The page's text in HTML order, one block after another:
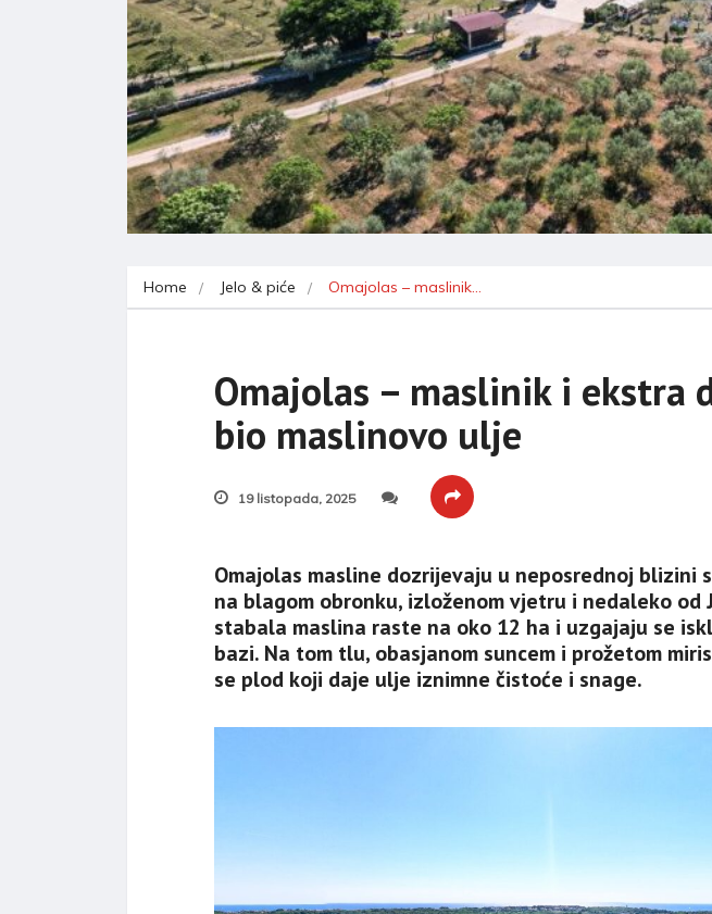
Home Jelo & piće Omajolas – maslinik…
Omajolas – maslinik i ekstra
bio maslinovo ulje
19 listopada, 2025
Omajolas masline dozrijevaju u neposrednoj blizini
na blagom obronku, izloženom vjetru i nedaleko od
stabala maslina raste na oko 12 ha i uzgajaju se
bazi. Na tom tlu, obasjanom suncem i prožetom
se plod koji daje ulje iznimne čistoće i snage.